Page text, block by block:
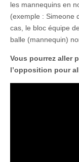
les mannequins en
(exemple : Simeone
cas, le bloc équipe
balle (mannequin)
Vous pourrez aller
l’opposition pour